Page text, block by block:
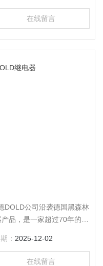
在线留言
公司沿袭德国黑森林
品，是一家超过70年的家
： 2025-12-02
在线留言